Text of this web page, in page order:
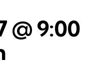
@ 9:00